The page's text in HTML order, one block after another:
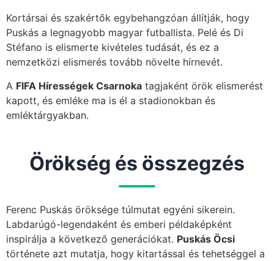
Kortársai és szakértők egybehangzóan állítják, hogy
Puskás a legnagyobb magyar futballista. Pelé és Di
Stéfano is elismerte kivételes tudását, és ez a
nemzetközi elismerés tovább növelte hírnevét.
A FIFA Hírességek Csarnoka tagjaként örök elismerést
kapott, és emléke ma is él a stadionokban és
emléktárgyakban.
Örökség és összegzés
Ferenc Puskás öröksége túlmutat egyéni sikerein.
Labdarúgó-legendaként és emberi példaképként
inspirálja a következő generációkat. Puskás Öcsi
története azt mutatja, hogy kitartással és tehetséggel a